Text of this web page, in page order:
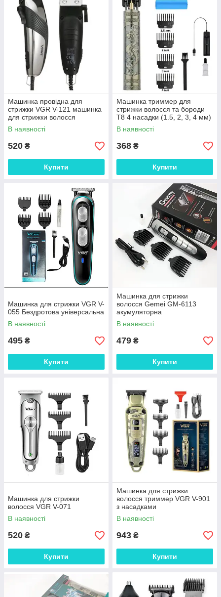
Машинка провідна для
стрижки VGR V-121 машинка
для стрижки волосся
керамічне лезо 8 насадок
В наявності
520 ₴
Купити
Машинка триммер для
стрижки волосся та бороди
T8 4 насадки (1.5, 2, 3, 4 мм)
В наявності
368 ₴
Купити
Машинка для стрижки VGR V-
055 Бездротова універсальна
В наявності
495 ₴
Купити
Машинка для стрижки
волосся Gemei GM-6113
акумуляторна
В наявності
479 ₴
Купити
Машинка для стрижки
волосся VGR V-071
В наявності
520 ₴
Купити
Машинка для стрижки
волосся триммер VGR V-901
з насадками
В наявності
943 ₴
Купити